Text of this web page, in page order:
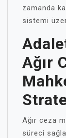
zamanda
sistemi
Ağır
Ağır ceza
süreci